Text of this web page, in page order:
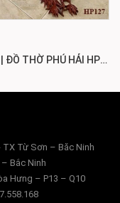
BỘ CUỐN THƯ CÂU ĐỐI PHỤNG GIA TIÊN | ĐỒ THỜ PHÚ HẢI HP127
Từ Sơn – Băc Ninh
Bắc Ninh
Hưng – P13 – Q10